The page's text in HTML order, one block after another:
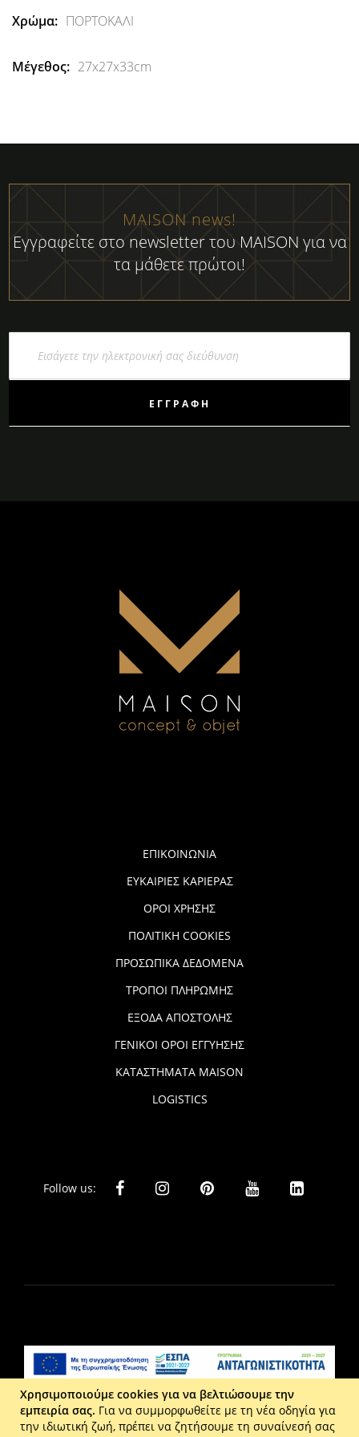
ΠΟΡΤΟΚΑΛΙ
27x27x33cm
MAISON news!
Εγγραφείτε στο newsletter του MAISON για να
τα μάθετε πρώτοι!
ΕΓΓΡΑΦΉ
ΕΠΙΚΟΙΝΩΝΙΑ
ΕΥΚΑΙΡΙΕΣ ΚΑΡΙΕΡΑΣ
ΟΡΟΙ ΧΡΗΣΗΣ
ΠΟΛΙΤΙΚΗ COOKIES
ΠΡΟΣΩΠΙΚΑ ΔΕΔΟΜΕΝΑ
ΤΡΟΠΟΙ ΠΛΗΡΩΜΗΣ
ΕΞΟΔΑ ΑΠΟΣΤΟΛΗΣ
ΓΕΝΙΚΟΙ ΟΡΟΙ ΕΓΓΥΗΣΗΣ
ΚΑΤΑΣΤΗΜΑΤΑ MAISON
LOGISTICS
Follow us:
Liberta Ε.Π.Ε. - Τ: 2610 201 800 - Ε: eshop@maison.gr -
Χρησιμοποιούμε cookies για να βελτιώσουμε την
εμπειρία σας. Για να συμμορφωθείτε με τη νέα οδηγία για
την ιδιωτική ζωή, πρέπει να ζητήσουμε τη συναίνεσή σας